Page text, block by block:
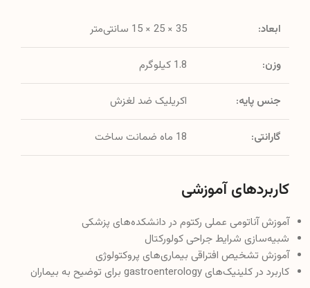
ابعاد: 35 × 25 × 15 سانتی‌متر
وزن: 1.8 کیلوگرم
جنس پایه: اکریلیک ضد لغزش
گارانتی: 18 ماه ضمانت ساخت
کاربردهای آموزشی
آموزش آناتومی عملی رکتوم در دانشکده‌های پزشکی
شبیه‌سازی شرایط جراحی کولورکتال
آموزش تشخیص افتراقی بیماری‌های پروکتولوژی
کاربرد در کلینیک‌های gastroenterology برای توضیح به بیماران